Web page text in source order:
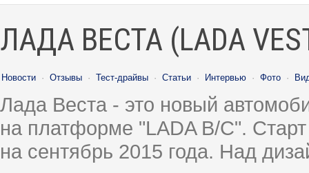
ЛАДА ВЕСТА (LADA
Новости · Отзывы · Тест-драйвы · Статьи · Интервью · Фото ·
Лада Веста - это новый
на платформе "LADA B/C".
на сентябрь 2015 года. Над